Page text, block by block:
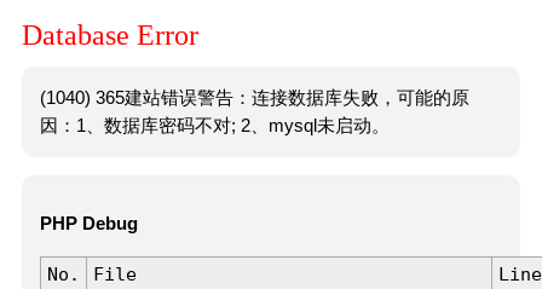
Database Error
(1040) 365建站错误警告：连接数据库失败，可能的原
因：1、数据库密码不对; 2、mysql未启动。
PHP Debug
No. File
Line